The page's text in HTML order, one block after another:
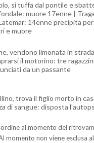
si tuffa dal pontile e
muore 17enne |
14enne precipita
e muore
vendono limonata in
il motorino: tre
da un passante
trova il figlio morto in
di sangue: disposta
al momento del
momento non viene esclusa